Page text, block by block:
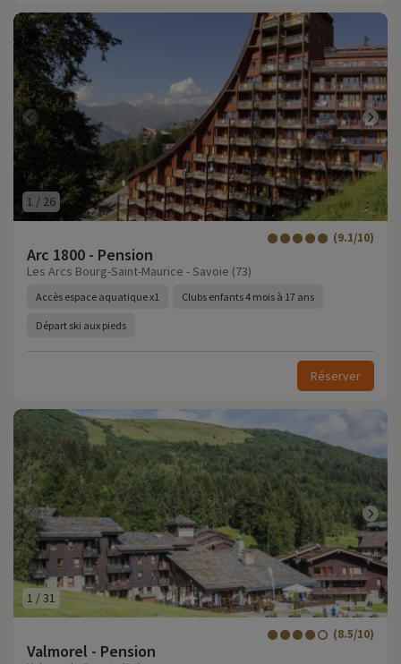
1 / 26
Arc 1800 - Pension
(9.1/10)
Les Arcs Bourg-Saint-Maurice - Savoie (73)
Accès espace aquatique x1 Clubs enfants 4 mois à 17 ans
Départ ski aux pieds
Réserver
1 /31
Valmorel - Pension
(8.5/10)